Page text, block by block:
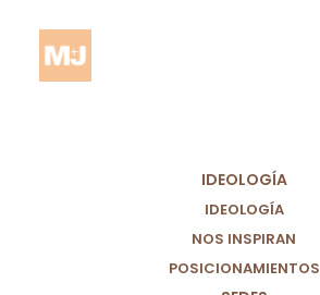
IDEOLOGÍA
IDEOLOGÍA
NOS INSPIRAN
POSICIONAMIENTOS